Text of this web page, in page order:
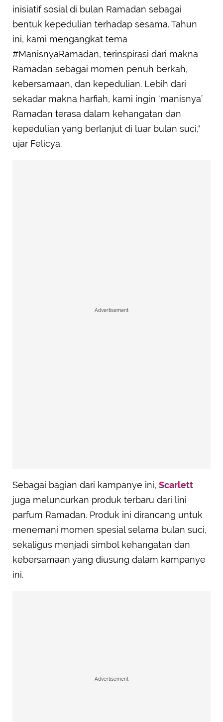
inisiatif sosial di bulan Ramadan sebagai
bentuk kepedulian terhadap sesama. Tahun
ini, kami mengangkat tema
#ManisnyaRamadan, terinspirasi dari makna
Ramadan sebagai momen penuh berkah,
kebersamaan, dan kepedulian. Lebih dari
sekadar makna harfiah, kami ingin ‘manisnya’
Ramadan terasa dalam kehangatan dan
kepedulian yang berlanjut di luar bulan suci,"
ujar Felicya.
Advertisement
Sebagai bagian dari kampanye ini, Scarlett
juga meluncurkan produk terbaru dari lini
parfum Ramadan. Produk ini dirancang untuk
menemani momen spesial selama bulan suci,
sekaligus menjadi simbol kehangatan dan
kebersamaan yang diusung dalam kampanye
ini.
Advertisement